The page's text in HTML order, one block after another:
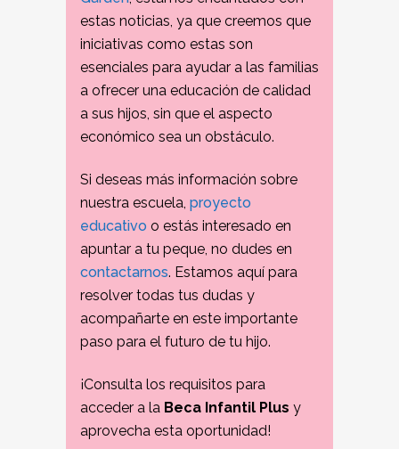
estas noticias, ya que creemos que
iniciativas como estas son
esenciales para ayudar a las familias
a ofrecer una educación de calidad
a sus hijos, sin que el aspecto
económico sea un obstáculo.
Si deseas más información sobre
nuestra escuela, proyecto
educativo o estás interesado en
apuntar a tu peque, no dudes en
contactarnos. Estamos aquí para
resolver todas tus dudas y
acompañarte en este importante
paso para el futuro de tu hijo.
¡Consulta los requisitos para
acceder a la Beca Infantil Plus y
aprovecha esta oportunidad!